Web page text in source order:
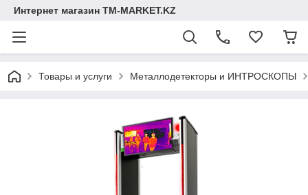
Интернет магазин TM-MARKET.KZ
Товары и услуги Металлодетекторы и ИНТРОСКОПЫ